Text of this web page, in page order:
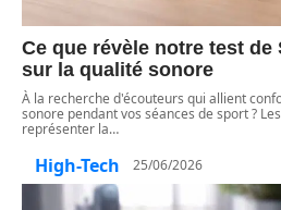
Ce que révèle notre test de
sur la qualité sonore
À la recherche d'écouteurs qui allient
sonore pendant vos séances de sport ?
représenter la…
High-Tech 25/06/2026